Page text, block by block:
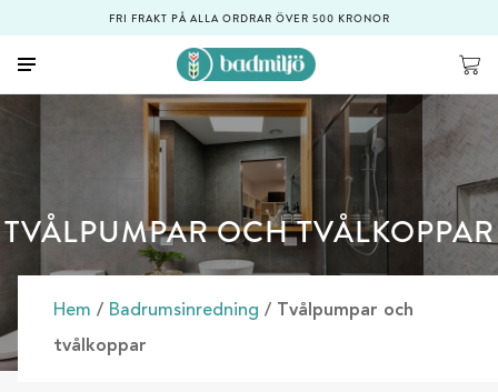
FRI FRAKT PÅ ALLA ORDRAR ÖVER 500 KRONOR
TVÅLPUMPAR OCH TVÅLKOPPAR
Hem / Badrumsinredning / Tvålpumpar och
tvålkoppar